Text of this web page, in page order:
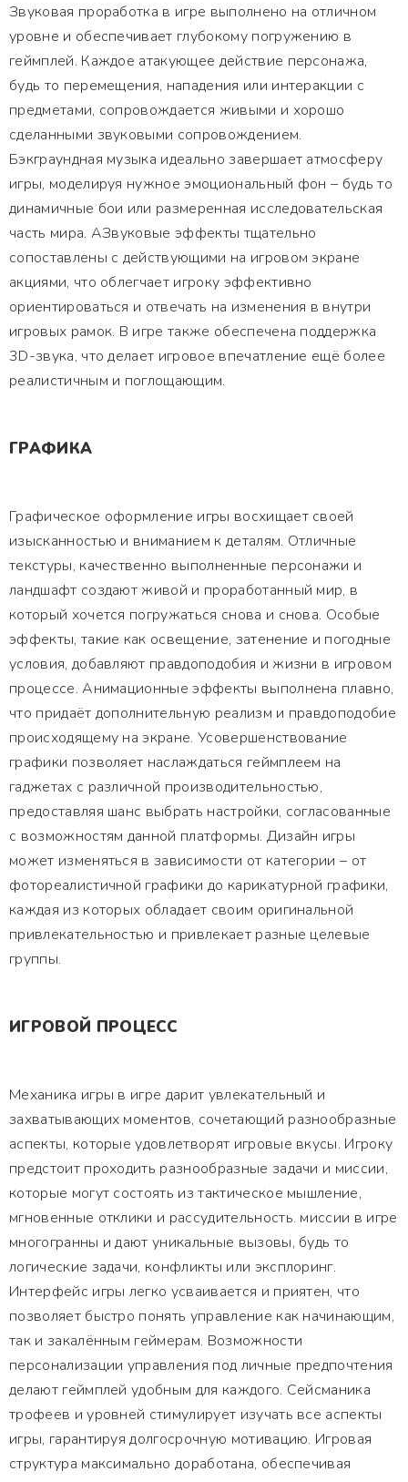
Звуковая проработка в игре выполнено на отличном
уровне и обеспечивает глубокому погружению в
геймплей. Каждое атакующее действие персонажа,
будь то перемещения, нападения или интеракции с
предметами, сопровождается живыми и хорошо
сделанными звуковыми сопровождением.
Бэкграундная музыка идеально завершает атмосферу
игры, моделируя нужное эмоциональный фон – будь то
динамичные бои или размеренная исследовательская
часть мира. АЗвуковые эффекты тщательно
сопоставлены с действующими на игровом экране
акциями, что облегчает игроку эффективно
ориентироваться и отвечать на изменения в внутри
игровых рамок. В игре также обеспечена поддержка
3D-звука, что делает игровое впечатление ещё более
реалистичным и поглощающим.
ГРАФИКА
Графическое оформление игры восхищает своей
изысканностью и вниманием к деталям. Отличные
текстуры, качественно выполненные персонажи и
ландшафт создают живой и проработанный мир, в
который хочется погружаться снова и снова. Особые
эффекты, такие как освещение, затенение и погодные
условия, добавляют правдоподобия и жизни в игровом
процессе. Анимационные эффекты выполнена плавно,
что придаёт дополнительную реализм и правдоподобие
происходящему на экране. Усовершенствование
графики позволяет наслаждаться геймплеем на
гаджетах с различной производительностью,
предоставляя шанс выбрать настройки, согласованные
с возможностям данной платформы. Дизайн игры
может изменяться в зависимости от категории – от
фотореалистичной графики до карикатурной графики,
каждая из которых обладает своим оригинальной
привлекательностью и привлекает разные целевые
группы.
ИГРОВОЙ ПРОЦЕСС
Механика игры в игре дарит увлекательный и
захватывающих моментов, сочетающий разнообразные
аспекты, которые удовлетворят игровые вкусы. Игроку
предстоит проходить разнообразные задачи и миссии,
которые могут состоять из тактическое мышление,
мгновенные отклики и рассудительность. миссии в игре
многогранны и дают уникальные вызовы, будь то
логические задачи, конфликты или эксплоринг.
Интерфейс игры легко усваивается и приятен, что
позволяет быстро понять управление как начинающим,
так и закалённым геймерам. Возможности
персонализации управления под личные предпочтения
делают геймплей удобным для каждого. Сейсманика
трофеев и уровней стимулирует изучать все аспекты
игры, гарантируя долгосрочную мотивацию. Игровая
структура максимально доработана, обеспечивая